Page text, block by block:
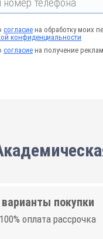
согласие на обработку моих
конфиденциальности
согласие на получение
покупки
оплата рассрочка